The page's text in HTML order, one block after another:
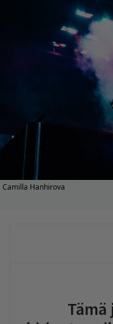
Camilla Hanhirova